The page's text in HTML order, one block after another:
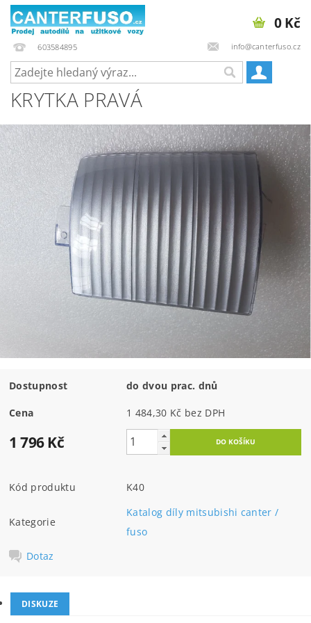
603584895 info@canterfuso.cz
0 Kč
KRYTKA PRAVÁ
Dostupnost do dvou prac. dnů
Cena 1 484,30 Kč bez DPH
1 796 Kč
Kód produktu K40
Kategorie
Katalog díly mitsubishi canter /
fuso
Dotaz
DISKUZE